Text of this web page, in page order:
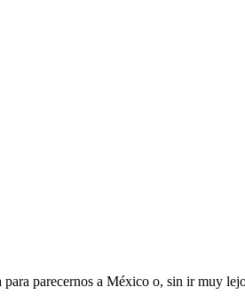
parecernos a México o, sin ir muy